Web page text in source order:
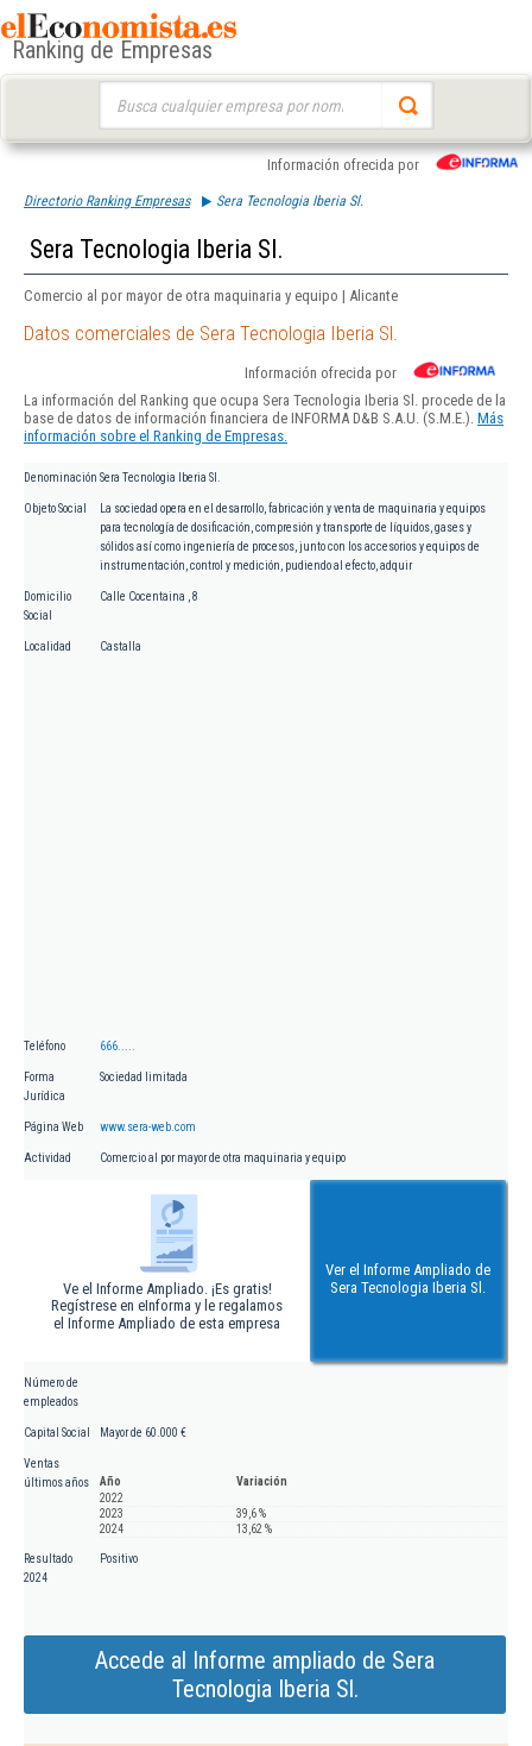
Ranking de Empresas
Información ofrecida por
Directorio Ranking Empresas Sera Tecnologia Iberia Sl.
Sera Tecnologia Iberia Sl.
Comercio al por mayor de otra maquinaria y equipo | Alicante
Datos comerciales de Sera Tecnologia Iberia Sl.
Información ofrecida por
La información del Ranking que ocupa Sera Tecnologia Iberia Sl. procede de la
base de datos de información financiera de INFORMA D&B S.A.U. (S.M.E.). Más
información sobre el Ranking de Empresas.
Denominación Sera Tecnologia Iberia Sl.
Objeto Social
La sociedad opera en el desarrollo, fabricación y venta de maquinaria y equipos
para tecnología de dosificación, compresión y transporte de líquidos, gases y
sólidos así como ingeniería de procesos, junto con los accesorios y equipos de
instrumentación, control y medición, pudiendo al efecto, adquir
Domicilio
Social
Calle Cocentaina , 8
Localidad Castalla
Teléfono 666.....
Forma
Jurídica
Sociedad limitada
Página Web www.sera-web.com
Actividad Comercio al por mayor de otra maquinaria y equipo
Ve el Informe Ampliado. ¡Es gratis!
Regístrese en eInforma y le regalamos
el Informe Ampliado de esta empresa
Ver el Informe Ampliado de
Sera Tecnologia Iberia Sl.
Número de
empleados
Capital Social Mayor de 60.000 €
Ventas
últimos años
Año
Variación
2022
2023
39,6 %
2024
13,62 %
Resultado
2024
Positivo
Accede al Informe ampliado de Sera
Tecnologia Iberia Sl.